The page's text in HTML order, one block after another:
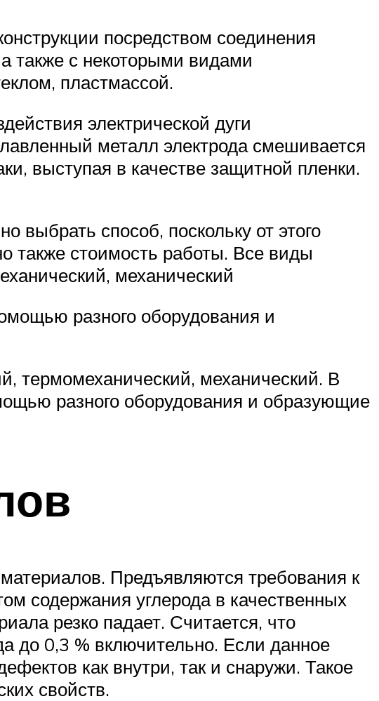
посредством соединения
также с некоторыми видами
пластмассой.
электрической дуги
металл электрода смешивается
выступая в качестве защитной пленки.
выбрать способ, поскольку от этого
также стоимость работы. Все виды
механический
разного оборудования и
термомеханический, механический. В
разного оборудования и образующие
Предъявляются требования к
содержания углерода в качественных
резко падает. Считается, что
до 0,3 % включительно. Если данное
как внутри, так и снаружи. Такое
свойств.